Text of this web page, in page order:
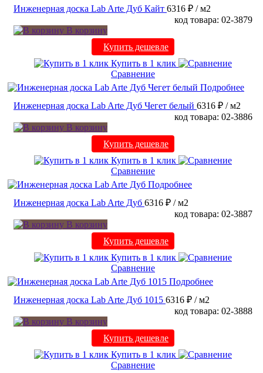
Инженерная доска Lab Arte Дуб Кайт 6316 ₽ / м2
код товара: 02-3879
В корзину
Купить дешевле
Купить в 1 клик
Сравнение
Подробнее
Инженерная доска Lab Arte Дуб Чегет белый 6316 ₽ / м2
код товара: 02-3886
В корзину
Купить дешевле
Купить в 1 клик
Сравнение
Подробнее
Инженерная доска Lab Arte Дуб 6316 ₽ / м2
код товара: 02-3887
В корзину
Купить дешевле
Купить в 1 клик
Сравнение
Подробнее
Инженерная доска Lab Arte Дуб 1015 6316 ₽ / м2
код товара: 02-3888
В корзину
Купить дешевле
Купить в 1 клик
Сравнение